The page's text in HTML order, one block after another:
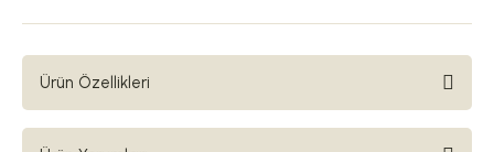
Ürün Özellikleri
Dünyaca ünlü geleneksel Türk ve Osmanlı saray